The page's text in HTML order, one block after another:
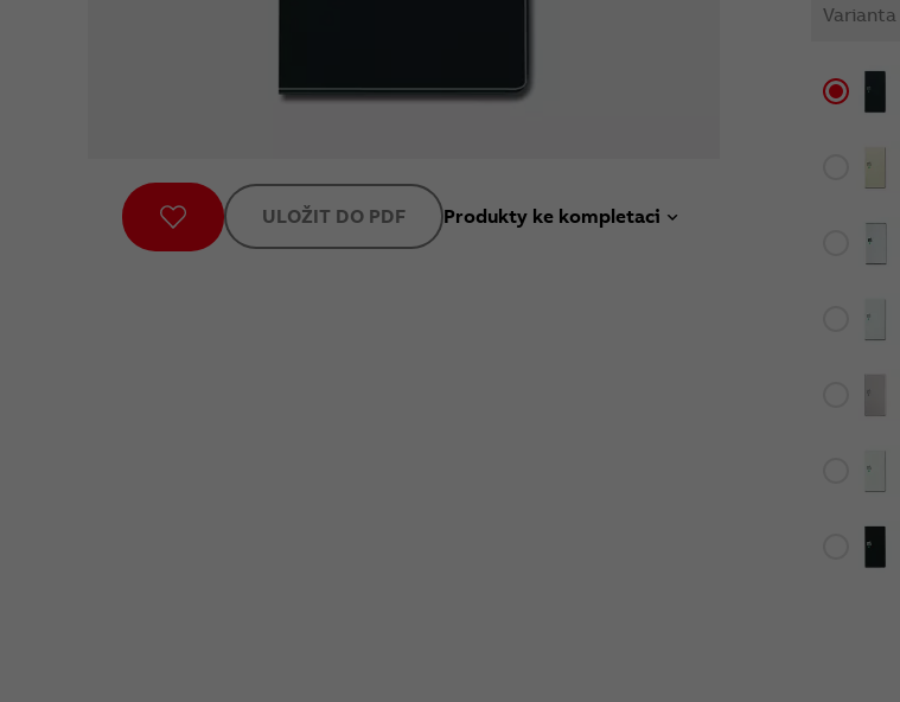
ULOŽIT DO PDF Produkty ke kompletaci
Varianta